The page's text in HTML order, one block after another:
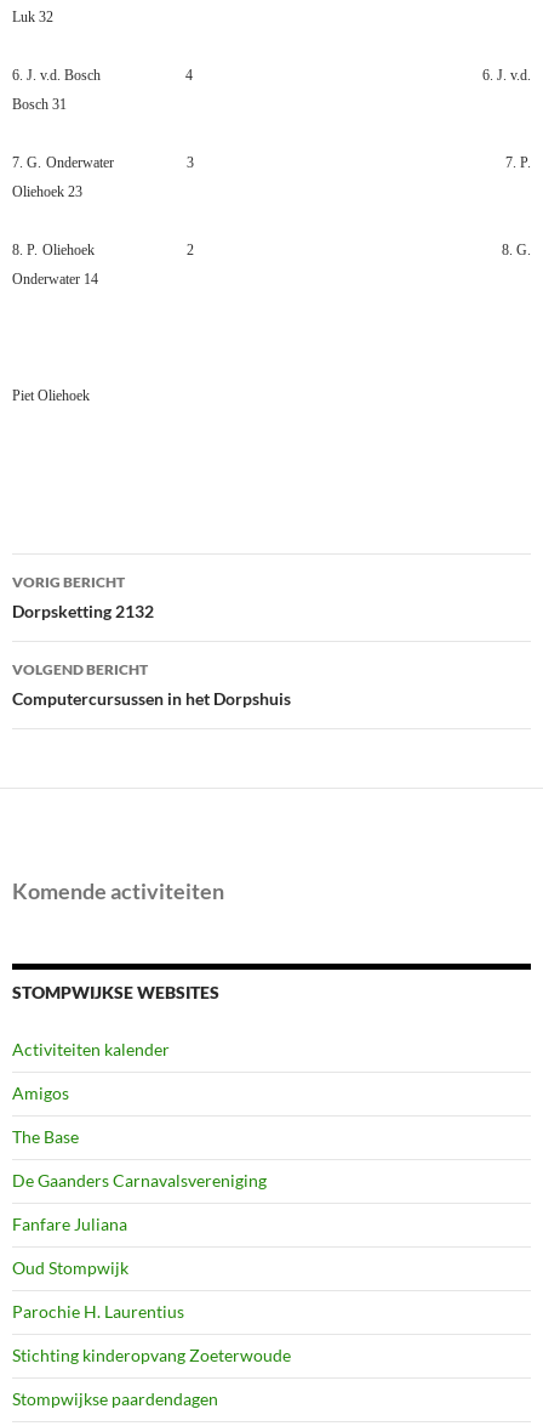
Luk 32
6. J. v.d. Bosch 4
6. J. v.d.
Bosch 31
7. G. Onderwater 3
7. P.
Oliehoek 23
8. P. Oliehoek 2
8. G.
Onderwater 14
Piet Oliehoek
Bericht
navigatie
VORIG BERICHT
Dorpsketting 2132
VOLGEND BERICHT
Computercursussen in het Dorpshuis
Komende activiteiten
STOMPWIJKSE WEBSITES
Activiteiten kalender
Amigos
The Base
De Gaanders Carnavalsvereniging
Fanfare Juliana
Oud Stompwijk
Parochie H. Laurentius
Stichting kinderopvang Zoeterwoude
Stompwijkse paardendagen